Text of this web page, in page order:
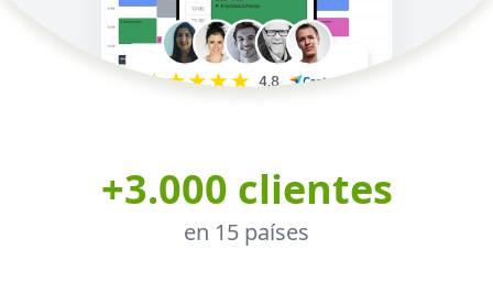
+3.000 clientes
en 15 países